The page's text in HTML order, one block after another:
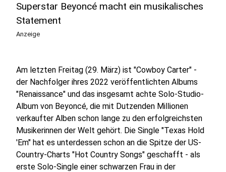
Superstar Beyoncé macht ein musikalisches
Statement
Anzeige
Am letzten Freitag (29. März) ist "Cowboy Carter" -
der Nachfolger ihres 2022 veröffentlichten Albums
"Renaissance" und das insgesamt achte Solo-Studio-
Album von Beyoncé, die mit Dutzenden Millionen
verkaufter Alben schon lange zu den erfolgreichsten
Musikerinnen der Welt gehört. Die Single "Texas Hold
'Em" hat es unterdessen schon an die Spitze der US-
Country-Charts "Hot Country Songs" geschafft - als
erste Solo-Single einer schwarzen Frau in der